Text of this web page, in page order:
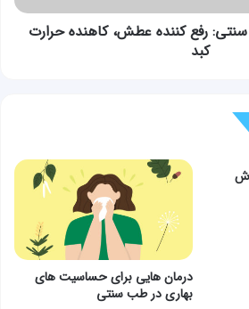
رفع کننده عطش، کاهنده حرارت
کبد
درمان هایی برای حساسیت های
بهاری در طب سنتی